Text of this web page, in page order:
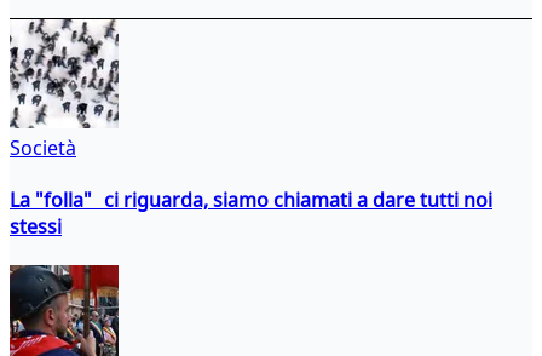
Società
La "folla" ci riguarda, siamo chiamati a dare tutti noi
stessi